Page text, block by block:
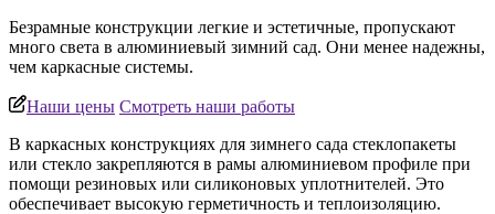
Безрамные конструкции легкие и эстетичные, пропускают
много света в алюминиевый зимний сад. Они менее надежны,
чем каркасные системы.
Наши цены Смотреть наши работы
В каркасных конструкциях для зимнего сада стеклопакеты
или стекло закрепляются в рамы алюминиевом профиле при
помощи резиновых или силиконовых уплотнителей. Это
обеспечивает высокую герметичность и теплоизоляцию.